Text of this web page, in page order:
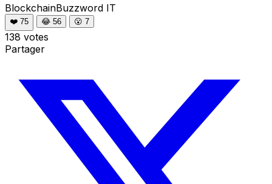
BlockchainBuzzword IT
❤️ 75 😂 56 😮 7
138 votes
Partager